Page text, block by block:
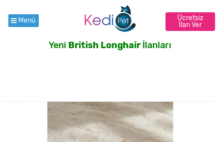
Menü
Ücretsiz
İlan Ver
Yeni British Longhair İlanları